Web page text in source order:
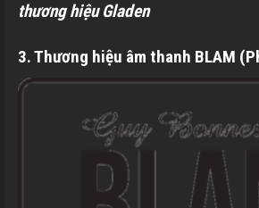
thương hiệu Gladen
3. Thương hiệu âm thanh BLAM